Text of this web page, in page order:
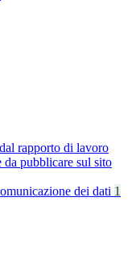
rapporto di lavoro
da pubblicare sul sito
dei dati 1